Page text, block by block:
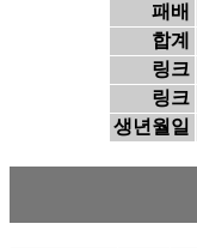
패배
합계
링크
링크
생년월일